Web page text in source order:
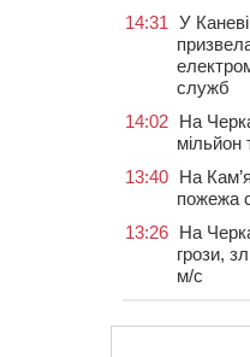
14:31 У
служб
14:02 На
мільйон
13:40 На
пожежа
13:26 На
грози,
м/с